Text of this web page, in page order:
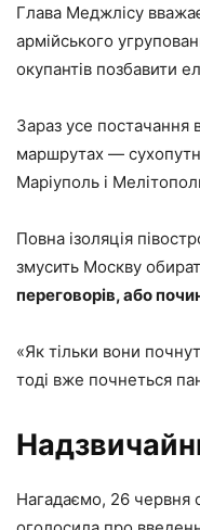
Глава Меджлісу
армійського
окупантів позбавити
Зараз усе постачання
маршрутах —
Маріуполь і
Повна ізоляція
змусить Москву
переговорів, або
«Як тільки вони
тоді вже почнеться
Нагадаємо, 26 червня